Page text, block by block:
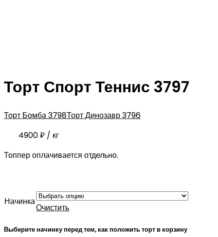
Торт Спорт Теннис 3797
Торт Бомба 3798Торт Динозавр 3796
4900₽ / кг
Топпер оплачивается отдельно.
Начинка
Очистить
Выберите начинку перед тем, как положить торт в корзину